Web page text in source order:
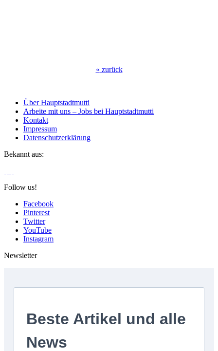
« zurück
Über Hauptstadtmutti
Arbeite mit uns – Jobs bei Hauptstadtmutti
Kontakt
Impressum
Datenschutzerklärung
Bekannt aus:
Follow us!
Facebook
Pinterest
Twitter
YouTube
Instagram
Newsletter